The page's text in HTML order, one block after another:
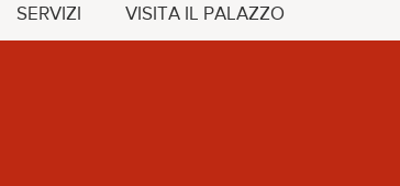
SERVIZI VISITA IL PALAZZO